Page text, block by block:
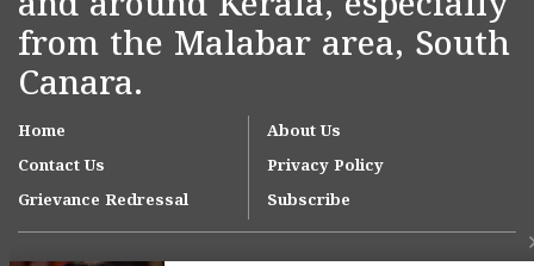
from the Malabar area, South
Canara.
Home
About Us
Contact Us
Privacy Policy
Grievance Redressal
Subscribe